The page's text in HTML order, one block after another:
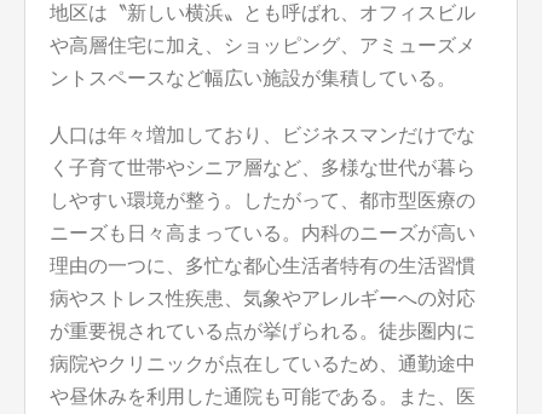
地区は〝新しい横浜〟とも呼ばれ、オフィスビル
や高層住宅に加え、ショッピング、アミューズメ
ントスペースなど幅広い施設が集積している。
人口は年々増加しており、ビジネスマンだけでな
く子育て世帯やシニア層など、多様な世代が暮ら
しやすい環境が整う。したがって、都市型医療の
ニーズも日々高まっている。内科のニーズが高い
理由の一つに、多忙な都心生活者特有の生活習慣
病やストレス性疾患、気象やアレルギーへの対応
が重要視されている点が挙げられる。徒歩圏内に
病院やクリニックが点在しているため、通勤途中
や昼休みを利用した通院も可能である。また、医